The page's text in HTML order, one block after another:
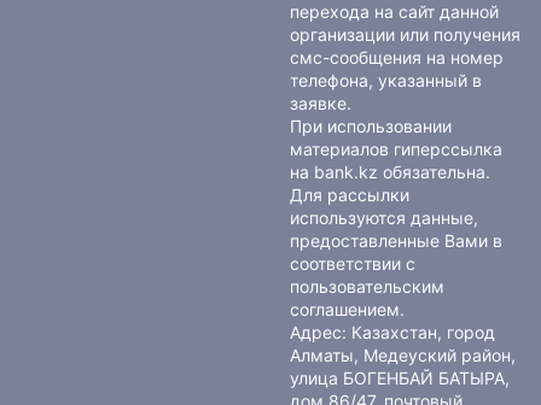
перехода на сайт данной
организации или получения
смс-сообщения на номер
телефона, указанный в
заявке.
При использовании
материалов гиперссылка
на bank.kz обязательна.
Для рассылки
используются данные,
предоставленные Вами в
соответствии с
пользовательским
соглашением.
Адрес: Казахстан, город
Алматы, Медеуский район,
улица БОГЕНБАЙ БАТЫРА,